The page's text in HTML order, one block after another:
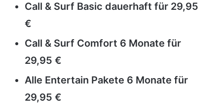
Call & Surf Basic dauerhaft für 29,95
€
Call & Surf Comfort 6 Monate für
29,95 €
Alle Entertain Pakete 6 Monate für
29,95 €